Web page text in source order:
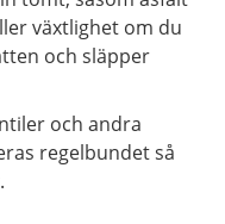
växtlighet om du
och släpper
och andra
regelbundet så